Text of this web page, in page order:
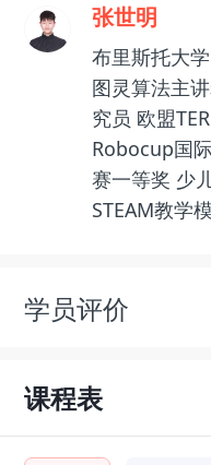
张世明
布里斯托大
图灵算法主
究员 欧盟
Robocup国
赛一等奖 少
STEAM教学
学员评价
课程表